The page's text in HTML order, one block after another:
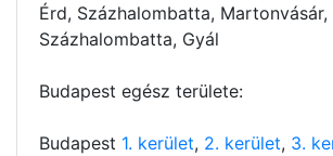
Érd, Százhalombatta, Martonvásár,
Százhalombatta, Gyál
Budapest egész területe:
Budapest 1. kerület, 2. kerület, 3.